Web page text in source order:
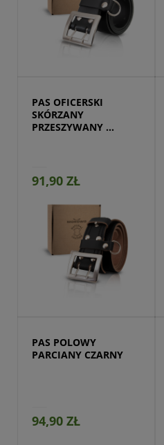
PAS OFICERSKI
SKÓRZANY
PRZESZYWANY
91,90 ZŁ
PAS POLOWY
PARCIANY CZARNY
94,90 ZŁ